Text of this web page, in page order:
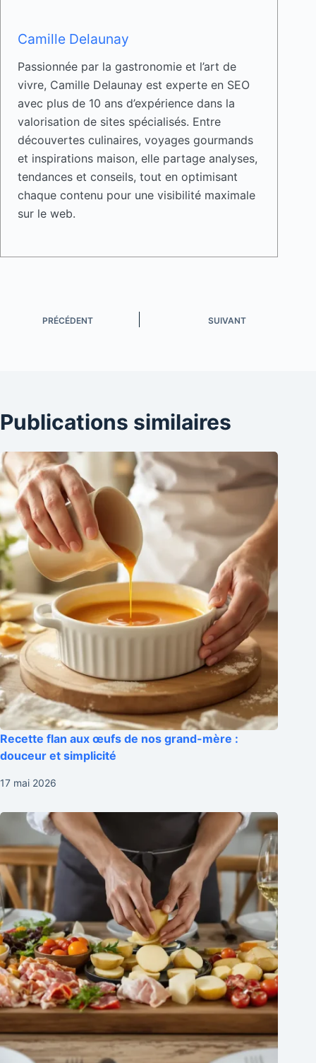
Camille Delaunay
Passionnée par la gastronomie et l’art de
vivre, Camille Delaunay est experte en SEO
avec plus de 10 ans d’expérience dans la
valorisation de sites spécialisés. Entre
découvertes culinaires, voyages gourmands
et inspirations maison, elle partage analyses,
tendances et conseils, tout en optimisant
chaque contenu pour une visibilité maximale
sur le web.
PRÉCÉDENT SUIVANT
Publications similaires
Recette flan aux œufs de nos grand-mère :
douceur et simplicité
17 mai 2026